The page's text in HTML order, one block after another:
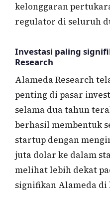
kelonggaran
regulator di seluruh
Investasi paling
Research
Alameda Research
penting di pasar
selama dua tahun
berhasil membentuk
startup dengan
juta dolar ke dalam
melihat lebih dekat
signifikan Alameda di